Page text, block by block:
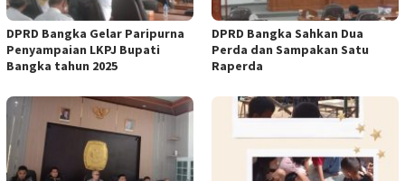
DPRD Bangka Gelar Paripurna
Penyampaian LKPJ Bupati
Bangka tahun 2025
DPRD Bangka Sahkan Dua
Perda dan Sampakan Satu
Raperda